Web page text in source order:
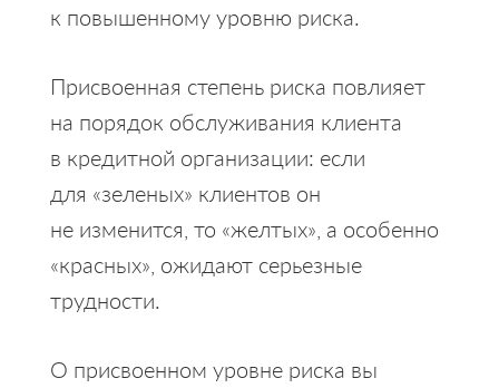
к повышенному уровню риска.
Присвоенная степень риска повлияет
на порядок обслуживания клиента
в кредитной организации: если
для «зеленых» клиентов он
не изменится, то «желтых», а особенно
«красных», ожидают серьезные
трудности.
О присвоенном уровне риска вы